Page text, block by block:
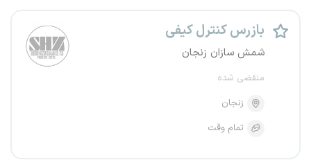
بازرس کنترل کیفی
شمش سازان زنجان
منقضی شده
زنجان
تمام وقت